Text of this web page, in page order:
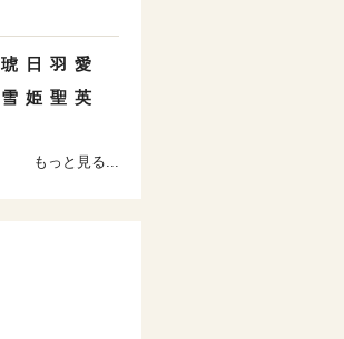
琥 日 羽 愛
雪 姫 聖 英
もっと見る...